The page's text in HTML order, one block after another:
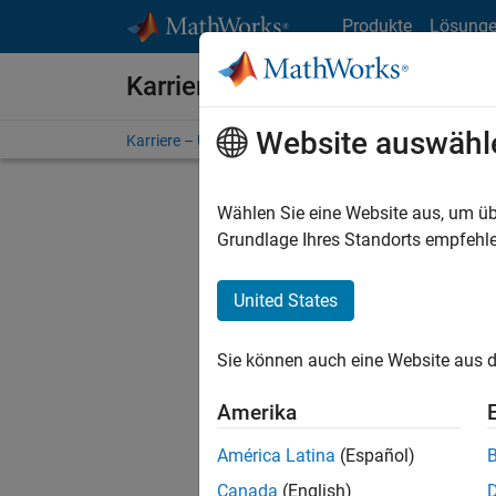
Produkte
Karriere bei MathWorks
Karriere – Übersicht Stellensuche
FILTER:
Stellen
Es
Region
Website
Wählen Sie eine Website aus, um
Grundlage Ihres Standorts
United States
Sie können auch eine Website aus
Amerika
América Latina (Español)
Canada (English)